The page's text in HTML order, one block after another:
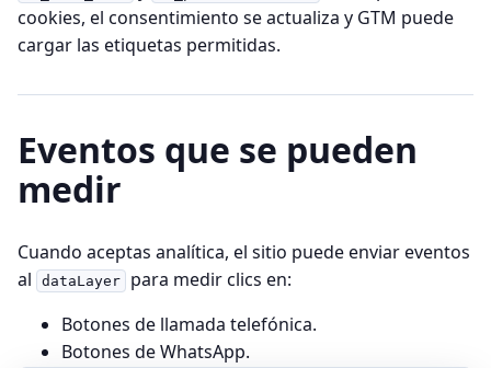
cookies, el consentimiento se actualiza y GTM puede
cargar las etiquetas permitidas.
Eventos que se pueden
medir
Cuando aceptas analítica, el sitio puede enviar eventos
al
dataLayer
para medir clics en:
Botones de llamada telefónica.
Botones de WhatsApp.